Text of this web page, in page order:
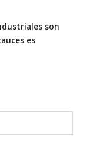
son
es